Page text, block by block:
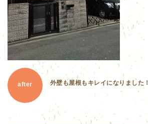
after 外壁も屋根もキレイになりました！